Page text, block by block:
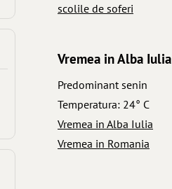
scolile de soferi
Vremea in Alba Iulia
Predominant senin
Temperatura: 24° C
Vremea in Alba Iulia
Vremea in Romania